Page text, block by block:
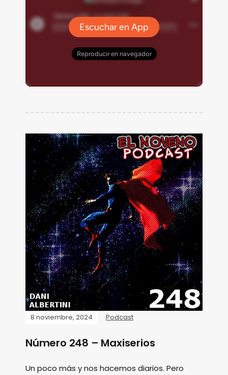
8 noviembre, 2024 Podcast
Número 248 – Maxiserios
Un poco más y nos hacemos diarios. Pero